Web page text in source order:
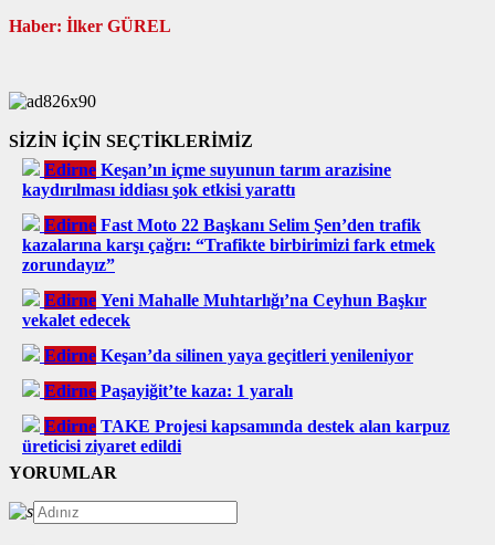
Haber: İlker GÜREL
SİZİN İÇİN SEÇTİKLERİMİZ
Edirne Keşan’ın içme suyunun tarım arazisine
kaydırılması iddiası şok etkisi yarattı
Edirne Fast Moto 22 Başkanı Selim Şen’den trafik
kazalarına karşı çağrı: “Trafikte birbirimizi fark etmek
zorundayız”
Edirne Yeni Mahalle Muhtarlığı’na Ceyhun Başkır
vekalet edecek
Edirne Keşan’da silinen yaya geçitleri yenileniyor
Edirne Paşayiğit’te kaza: 1 yaralı
Edirne TAKE Projesi kapsamında destek alan karpuz
üreticisi ziyaret edildi
YORUMLAR